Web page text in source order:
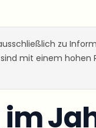
zu
mit einem hohen